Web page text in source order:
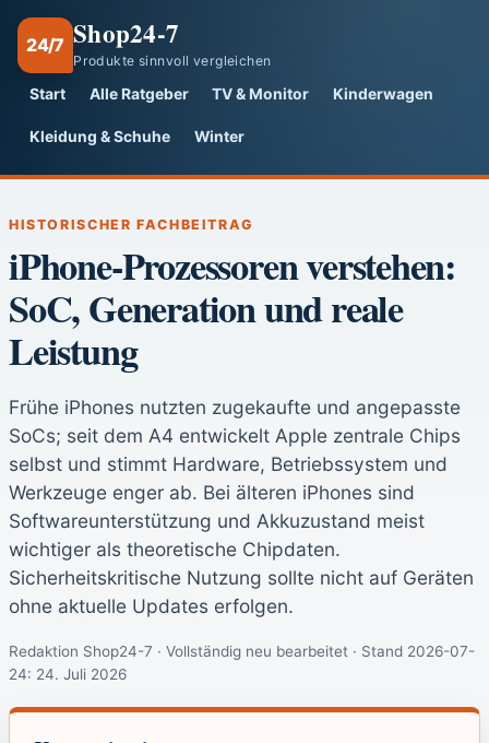
24/7 Shop24-7
Produkte sinnvoll vergleichen
Start Alle Ratgeber TV & Monitor Kinderwagen
Kleidung & Schuhe Winter
HISTORISCHER FACHBEITRAG
iPhone-Prozessoren verstehen:
SoC, Generation und reale
Leistung
Frühe iPhones nutzten zugekaufte und angepasste
SoCs; seit dem A4 entwickelt Apple zentrale Chips
selbst und stimmt Hardware, Betriebssystem und
Werkzeuge enger ab. Bei älteren iPhones sind
Softwareunterstützung und Akkuzustand meist
wichtiger als theoretische Chipdaten.
Sicherheitskritische Nutzung sollte nicht auf Geräten
ohne aktuelle Updates erfolgen.
Redaktion Shop24-7 · Vollständig neu bearbeitet · Stand 2026-07-
24: 24. Juli 2026